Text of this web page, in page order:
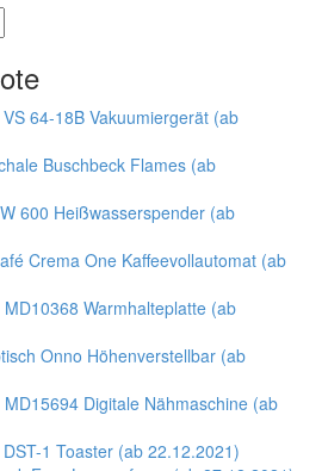
64-18B Vakuumiergerät (ab
Buschbeck Flames (ab
600 Heißwasserspender (ab
Crema One Kaffeevollautomat (ab
Warmhalteplatte (ab
Onno Höhenverstellbar (ab
Digitale Nähmaschine (ab
1 Toaster (ab 22.12.2021)